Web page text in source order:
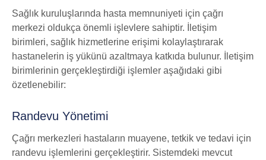
Sağlık kuruluşlarında hasta memnuniyeti için çağrı
merkezi oldukça önemli işlevlere sahiptir. İletişim
birimleri, sağlık hizmetlerine erişimi kolaylaştırarak
hastanelerin iş yükünü azaltmaya katkıda bulunur. İletişim
birimlerinin gerçekleştirdiği işlemler aşağıdaki gibi
özetlenebilir:
Randevu Yönetimi
Çağrı merkezleri hastaların muayene, tetkik ve tedavi için
randevu işlemlerini gerçekleştirir. Sistemdeki mevcut